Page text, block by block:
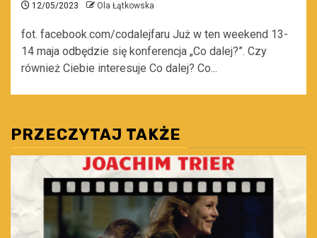
12/05/2023 Ola Łątkowska
fot. facebook.com/codalejfaru Już w ten weekend 13-
14 maja odbędzie się konferencja „Co dalej?”. Czy
również Ciebie interesuje Co dalej? Co...
PRZECZYTAJ TAKŻE